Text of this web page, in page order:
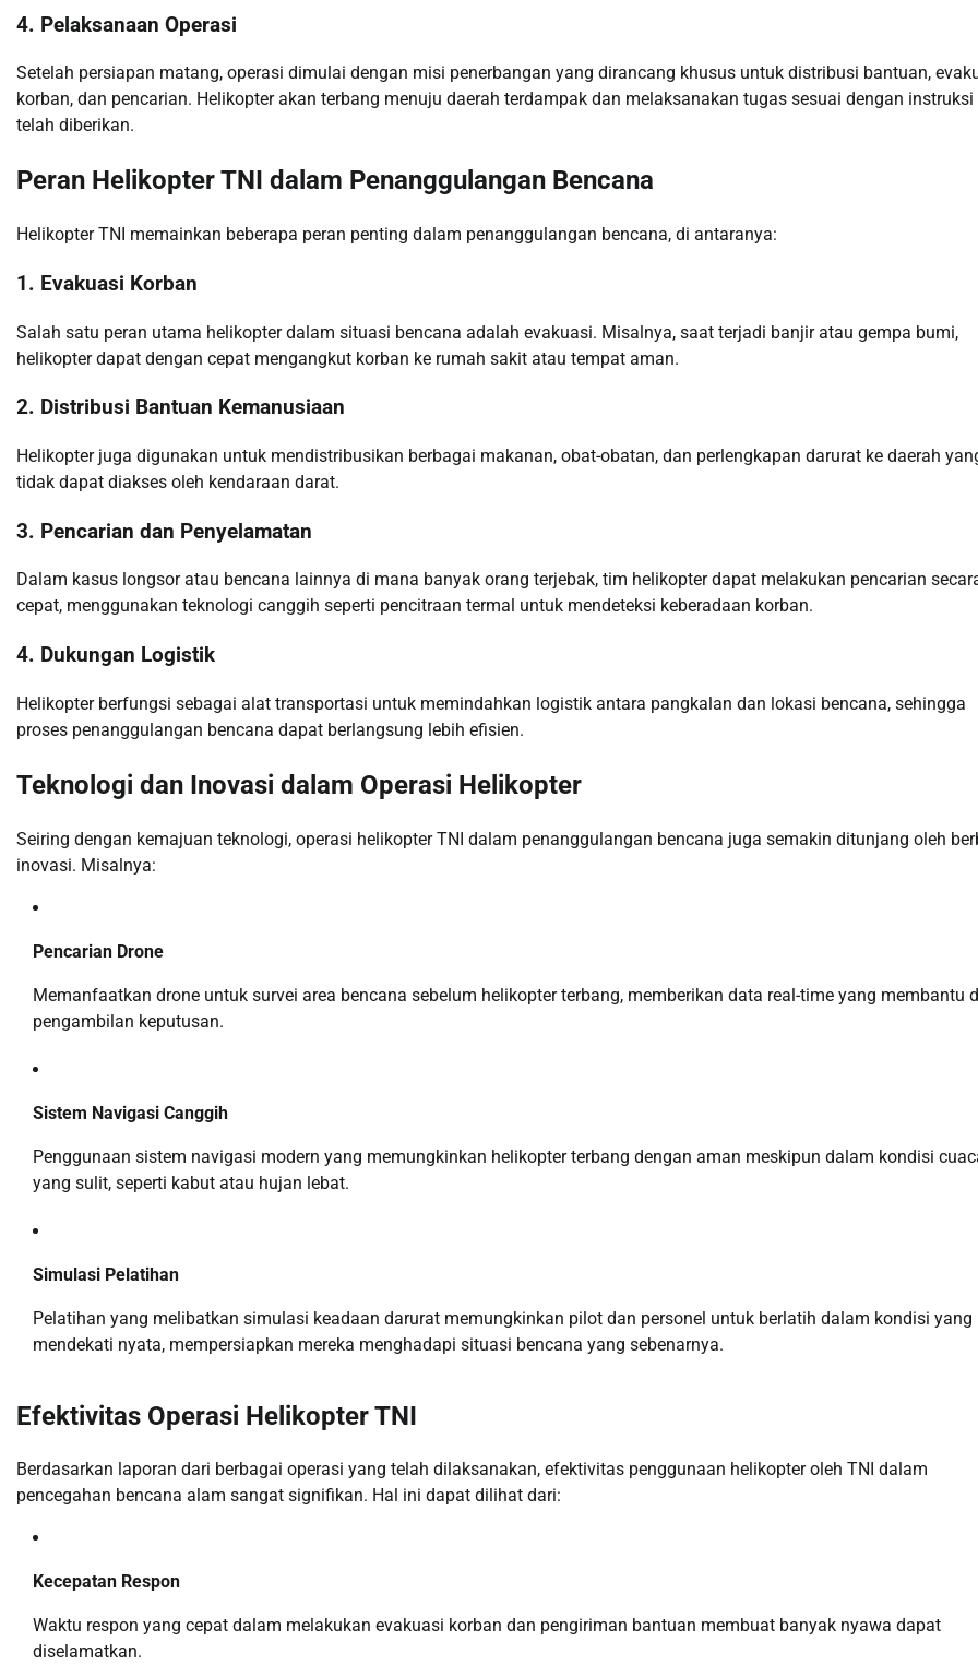
4. Pelaksanaan Operasi
Setelah persiapan matang, operasi dimulai dengan misi penerbangan yang dirancang khusus untuk distribusi bantuan,
korban, dan pencarian. Helikopter akan terbang menuju daerah terdampak dan melaksanakan tugas sesuai dengan instruksi
telah diberikan.
Peran Helikopter TNI dalam Penanggulangan Bencana
Helikopter TNI memainkan beberapa peran penting dalam penanggulangan bencana, di antaranya:
1. Evakuasi Korban
Salah satu peran utama helikopter dalam situasi bencana adalah evakuasi. Misalnya, saat terjadi banjir atau gempa bumi,
helikopter dapat dengan cepat mengangkut korban ke rumah sakit atau tempat aman.
2. Distribusi Bantuan Kemanusiaan
Helikopter juga digunakan untuk mendistribusikan berbagai makanan, obat-obatan, dan perlengkapan darurat ke daerah
tidak dapat diakses oleh kendaraan darat.
3. Pencarian dan Penyelamatan
Dalam kasus longsor atau bencana lainnya di mana banyak orang terjebak, tim helikopter dapat melakukan pencarian
cepat, menggunakan teknologi canggih seperti pencitraan termal untuk mendeteksi keberadaan korban.
4. Dukungan Logistik
Helikopter berfungsi sebagai alat transportasi untuk memindahkan logistik antara pangkalan dan lokasi bencana, sehingga
proses penanggulangan bencana dapat berlangsung lebih efisien.
Teknologi dan Inovasi dalam Operasi Helikopter
Seiring dengan kemajuan teknologi, operasi helikopter TNI dalam penanggulangan bencana juga semakin ditunjang oleh
inovasi. Misalnya:
Pencarian Drone
Memanfaatkan drone untuk survei area bencana sebelum helikopter terbang, memberikan data real-time yang membantu
pengambilan keputusan.
Sistem Navigasi Canggih
Penggunaan sistem navigasi modern yang memungkinkan helikopter terbang dengan aman meskipun dalam kondisi
yang sulit, seperti kabut atau hujan lebat.
Simulasi Pelatihan
Pelatihan yang melibatkan simulasi keadaan darurat memungkinkan pilot dan personel untuk berlatih dalam kondisi yang
mendekati nyata, mempersiapkan mereka menghadapi situasi bencana yang sebenarnya.
Efektivitas Operasi Helikopter TNI
Berdasarkan laporan dari berbagai operasi yang telah dilaksanakan, efektivitas penggunaan helikopter oleh TNI dalam
pencegahan bencana alam sangat signifikan. Hal ini dapat dilihat dari:
Kecepatan Respon
Waktu respon yang cepat dalam melakukan evakuasi korban dan pengiriman bantuan membuat banyak nyawa dapat
diselamatkan.